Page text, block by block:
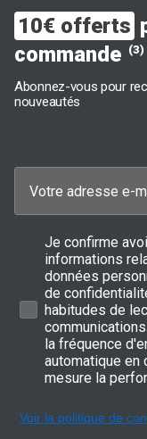
10€ offerts
commande (3)
Abonnez-vous pour
nouveautés
Je confirme
informations
données
de
habitudes de
la fréquence
automatique en
mesure la
Voir la politique de